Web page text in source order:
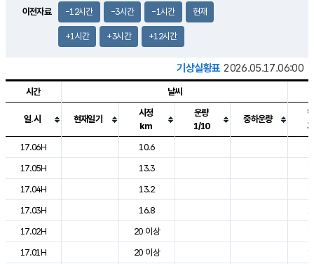
이전자료 -12시간 -3시간 -1시간 현재
+1시간 +3시간 +12시간
기상실황표 2026.05.17.06:00
도시별 기상실황표로 지점, 날씨, 기온, 강수, 바람, 기압등을 안내한 표입
시간 날씨
일.시 현재일기
시정
km
운량
1/10
중하운량
17.06H
10.6
17.05H
13.3
17.04H
13.2
17.03H
16.8
17.02H
20 이상
17.01H
20 이상